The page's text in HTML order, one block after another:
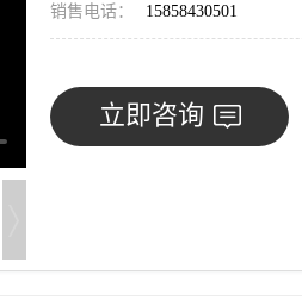
销售电话： 15858430501
立即咨询